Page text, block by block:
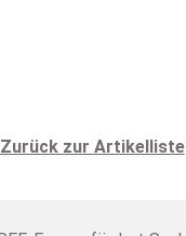
Zurück zur Artikelliste